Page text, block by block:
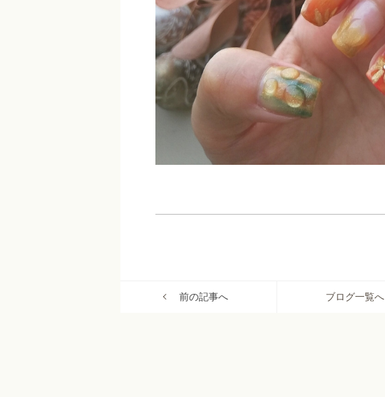
前の記事へ ブログ一覧へ